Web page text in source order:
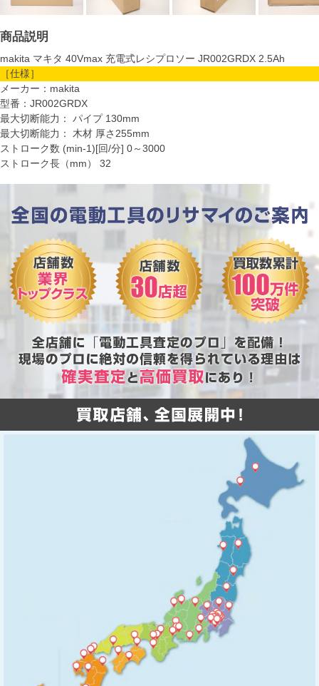
商品説明
makita マキタ 40Vmax 充電式レシプロソー JR002GRDX 2.5Ah
［仕様］
メーカー：makita
型番：JR002GRDX
最大切断能力： パイプ 130mm
最大切断能力： 木材 厚さ255mm
ストローク数 (min-1)[回/分] 0～3000
ストローク長（mm） 32